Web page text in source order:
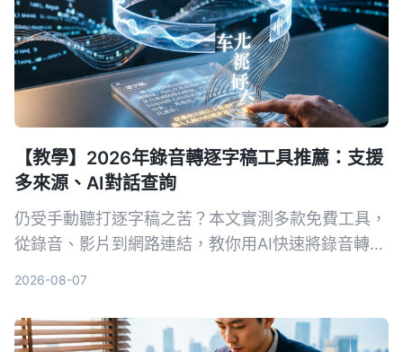
【教學】2026年錄音轉逐字稿工具推薦：支援
多來源、AI對話查詢
仍受手動聽打逐字稿之苦？本文實測多款免費工具，
從錄音、影片到網路連結，教你用AI快速將錄音轉為
2026-08-07